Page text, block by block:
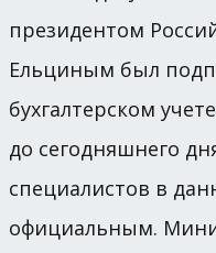
президентом
Ельциным был
бухгалтерском
до сегодняшнего
специалистов в
официальным.